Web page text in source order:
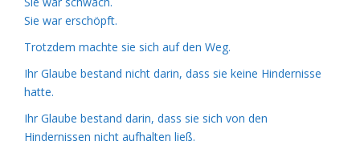
Sie war erschöpft.
Trotzdem machte sie sich auf den Weg.
Ihr Glaube bestand nicht darin, dass sie keine Hindernisse
hatte.
Ihr Glaube bestand darin, dass sie sich von den
Hindernissen nicht aufhalten ließ.